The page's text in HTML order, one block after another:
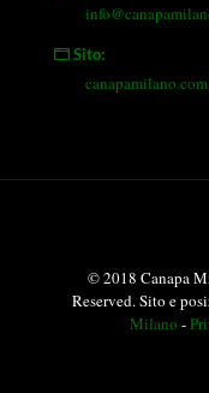
Sito:
canapamilano.com
© 2018 Canapa
Reserved. Sito e
Milano -